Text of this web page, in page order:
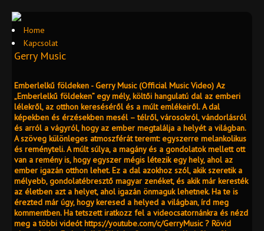
Home
Kapcsolat
Gerry Music
Emberlelkű földeken - Gerry Music (Official Music Video) Az
„Emberlelkű földeken” egy mély, költői hangulatú dal az emberi
lélekről, az otthon kereséséről és a múlt emlékeiről. A dal
képekben és érzésekben mesél – télről, városokról, vándorlásról
és arról a vágyról, hogy az ember megtalálja a helyét a világban.
A szöveg különleges atmoszférát teremt: egyszerre melankolikus
és reményteli. A múlt súlya, a magány és a gondolatok mellett ott
van a remény is, hogy egyszer mégis létezik egy hely, ahol az
ember igazán otthon lehet. Ez a dal azokhoz szól, akik szeretik a
mélyebb, gondolatébresztő magyar zenéket, és akik már keresték
az életben azt a helyet, ahol igazán önmaguk lehetnek. Ha te is
érezted már úgy, hogy keresed a helyed a világban, írd meg
kommentben. Ha tetszett iratkozz fel a videocsatornánkra és nézd
meg a többi videót https://youtube.com/c/GerryMusic ? Rövid